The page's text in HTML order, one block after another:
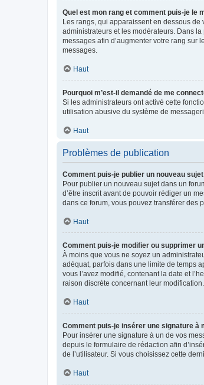
Quel est mon rang et comment puis-je le
Les rangs, qui apparaissent en dessous
administrateurs et les modérateurs. Dans
messages afin d’augmenter votre rang sur
messages.
Haut
Pourquoi m’est-il demandé de me
Si les administrateurs ont activé cette
utilisation abusive du système de
Haut
Problèmes de publication
Comment puis-je publier un nouveau
Pour publier un nouveau sujet dans un
d’être inscrit avant de pouvoir rédiger un
dans ce forum, vous pouvez transférer des
Haut
Comment puis-je modifier ou supprimer
À moins que vous ne soyez un
adéquat, parfois dans une limite de temps
vous l’avez modifié, contenant la date et
raison discrète concernant leur
Haut
Comment puis-je insérer une signature à
Pour insérer une signature à un de vos
depuis le formulaire de rédaction afin
de l’utilisateur. Si vous choisissez cette
Haut